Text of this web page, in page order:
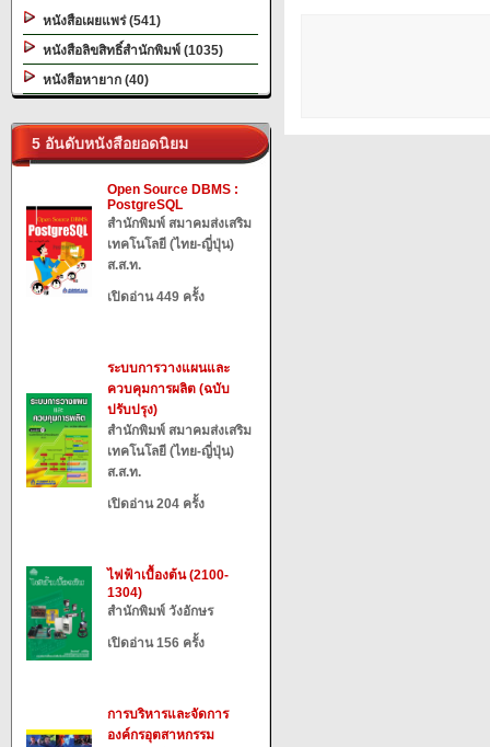
หนังสือเผยแพร่ (541)
หนังสือลิขสิทธิ์สำนักพิมพ์ (1035)
หนังสือหายาก (40)
5 อันดับหนังสือยอดนิยม
Open Source DBMS :
PostgreSQL
สำนักพิมพ์ สมาคมส่งเสริม
เทคโนโลยี (ไทย-ญี่ปุ่น)
ส.ส.ท.
เปิดอ่าน 449 ครั้ง
ระบบการวางแผนและ
ควบคุมการผลิต (ฉบับ
ปรับปรุง)
สำนักพิมพ์ สมาคมส่งเสริม
เทคโนโลยี (ไทย-ญี่ปุ่น)
ส.ส.ท.
เปิดอ่าน 204 ครั้ง
ไฟฟ้าเบื้องต้น (2100-
1304)
สำนักพิมพ์ วังอักษร
เปิดอ่าน 156 ครั้ง
การบริหารและจัดการ
องค์กรอุตสาหกรรม